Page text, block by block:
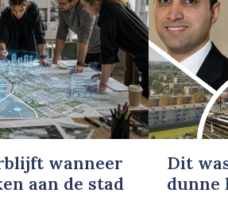
wanneer
aan de stad
Dit
dunne